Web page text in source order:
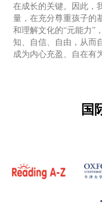
在成长的关键。因此，
量，在充分尊重孩子的
和理解文化的“元能力”
知、自信、自由，从而
成为内心充盈、自在有
国